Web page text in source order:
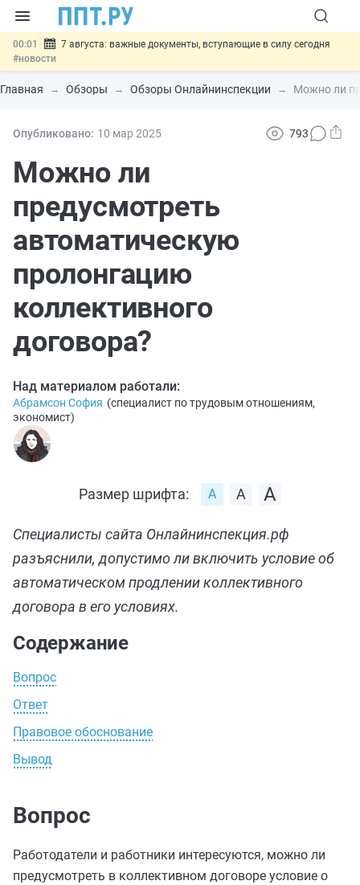
00:01
7 августа: важные документы, вступающие в силу сегодня
#новости
06.08 Минпромторг предложил запретить смешанные лоты
электроники в госзакупках#новости
06.08 Возврат денег за риелторские услуги при недействительных
06.08
банковской гарантией
#новости
Главная Обзоры Обзоры Онлайнинспекции Можно ли
Опубликовано: 10 мар 2025 793
Можно ли
предусмотреть
автоматическую
пролонгацию
коллективного
договора?
Над материалом работали:
Абрамсон София (специалист по трудовым отношениям,
экономист)
Размер шрифта:
Специалисты сайта Онлайнинспекция.рф
разъяснили, допустимо ли включить условие об
автоматическом продлении коллективного
договора в его условиях.
Содержание
Вопрос
Ответ
Правовое обоснование
Вывод
Вопрос
Работодатели и работники интересуются, можно ли
предусмотреть в коллективном договоре условие о